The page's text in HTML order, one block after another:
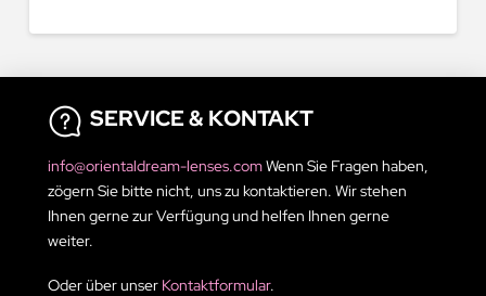
SERVICE & KONTAKT
info@orientaldream-lenses.comWenn Sie Fragen haben,
zögern Sie bitte nicht, uns zu kontaktieren. Wir stehen
Ihnen gerne zur Verfügung und helfen Ihnen gerne
weiter.
Oder über unser Kontaktformular.